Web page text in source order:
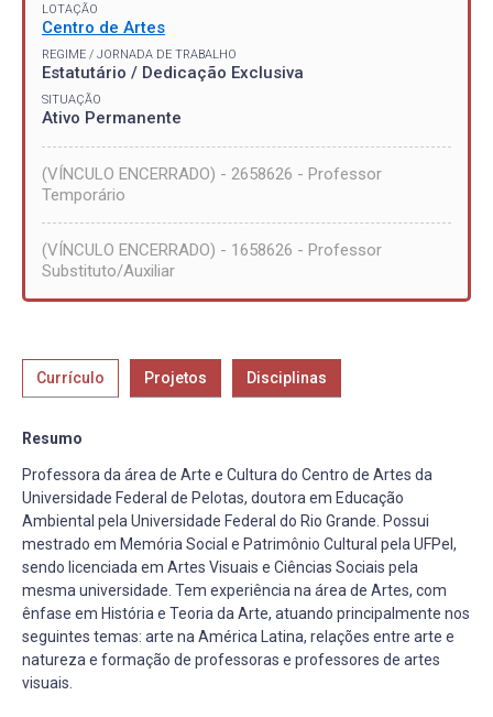
LOTAÇÃO
Centro de Artes
REGIME / JORNADA DE TRABALHO
Estatutário / Dedicação Exclusiva
SITUAÇÃO
Ativo Permanente
(VÍNCULO ENCERRADO) - 2658626 - Professor
Temporário
(VÍNCULO ENCERRADO) - 1658626 - Professor
Substituto/Auxiliar
Currículo Projetos Disciplinas
Resumo
Professora da área de Arte e Cultura do Centro de Artes da
Universidade Federal de Pelotas, doutora em Educação
Ambiental pela Universidade Federal do Rio Grande. Possui
mestrado em Memória Social e Patrimônio Cultural pela UFPel,
sendo licenciada em Artes Visuais e Ciências Sociais pela
mesma universidade. Tem experiência na área de Artes, com
ênfase em História e Teoria da Arte, atuando principalmente nos
seguintes temas: arte na América Latina, relações entre arte e
natureza e formação de professoras e professores de artes
visuais.